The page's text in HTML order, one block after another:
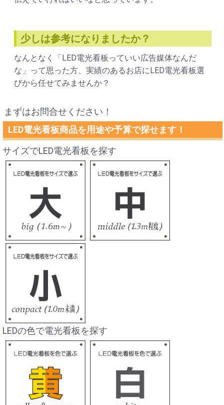
少しは参考になりましたか？
なんとなく「LED電光看板っていい広告媒体なんだ
な」って思った方、実績のあるお店にLED電光看板選
びから任せてみませんか？
まずはお問合せください！
LED電光看板商品を用途や予算で探せます！
サイズでLED電光看板を探す
LEDの色で電光看板を探す